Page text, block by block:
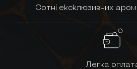
Сотні ексклюзивних
Легка